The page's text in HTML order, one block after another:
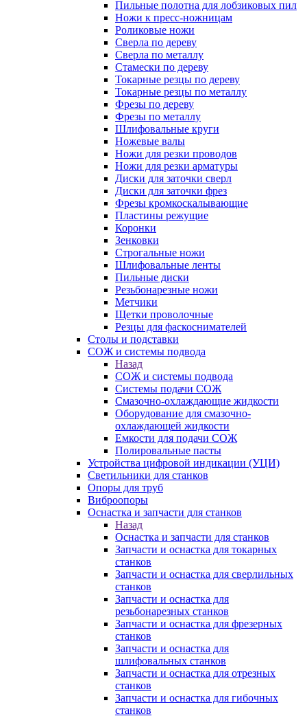
Пильные полотна для лобзиковых пил
Ножи к пресс-ножницам
Роликовые ножи
Сверла по дереву
Сверла по металлу
Стамески по дереву
Токарные резцы по дереву
Токарные резцы по металлу
Фрезы по дереву
Фрезы по металлу
Шлифовальные круги
Ножевые валы
Ножи для резки проводов
Ножи для резки арматуры
Диски для заточки сверл
Диски для заточки фрез
Фрезы кромкоскалывающие
Пластины режущие
Коронки
Зенковки
Строгальные ножи
Шлифовальные ленты
Пильные диски
Резьбонарезные ножи
Метчики
Щетки проволочные
Резцы для фаскоснимателей
Столы и подставки
СОЖ и системы подвода
Назад
СОЖ и системы подвода
Системы подачи СОЖ
Смазочно-охлаждающие жидкости
Оборудование для смазочно-
охлаждающей жидкости
Емкости для подачи СОЖ
Полировальные пасты
Устройства цифровой индикации (УЦИ)
Светильники для станков
Опоры для труб
Виброопоры
Оснастка и запчасти для станков
Назад
Оснастка и запчасти для станков
Запчасти и оснастка для токарных
станков
Запчасти и оснастка для сверлильных
станков
Запчасти и оснастка для
резьбонарезных станков
Запчасти и оснастка для фрезерных
станков
Запчасти и оснастка для
шлифовальных станков
Запчасти и оснастка для отрезных
станков
Запчасти и оснастка для гибочных
станков